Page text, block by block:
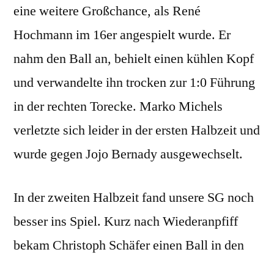
eine weitere Großchance, als René
Hochmann im 16er angespielt wurde. Er
nahm den Ball an, behielt einen kühlen Kopf
und verwandelte ihn trocken zur 1:0 Führung
in der rechten Torecke. Marko Michels
verletzte sich leider in der ersten Halbzeit und
wurde gegen Jojo Bernady ausgewechselt.
In der zweiten Halbzeit fand unsere SG noch
besser ins Spiel. Kurz nach Wiederanpfiff
bekam Christoph Schäfer einen Ball in den